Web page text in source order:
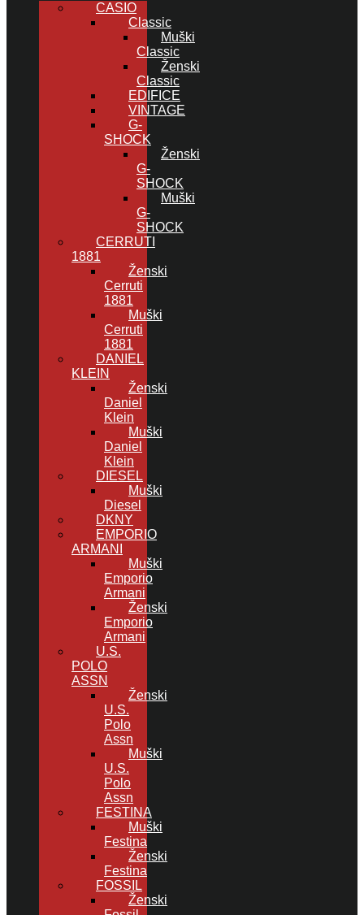
CASIO
Classic
Muški
Classic
Ženski
Classic
EDIFICE
VINTAGE
G-
SHOCK
Ženski
G-
SHOCK
Muški
G-
SHOCK
CERRUTI
1881
Ženski
Cerruti
1881
Muški
Cerruti
1881
DANIEL
KLEIN
Ženski
Daniel
Klein
Muški
Daniel
Klein
DIESEL
Muški
Diesel
DKNY
EMPORIO
ARMANI
Muški
Emporio
Armani
Ženski
Emporio
Armani
U.S.
POLO
ASSN
Ženski
U.S.
Polo
Assn
Muški
U.S.
Polo
Assn
FESTINA
Muški
Festina
Ženski
Festina
FOSSIL
Ženski